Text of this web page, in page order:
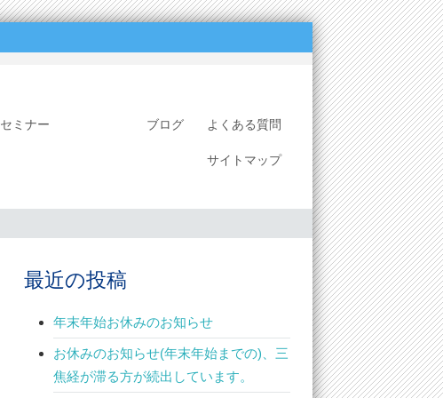
セミナー ブログ よくある質問
サイトマップ
最近の投稿
年末年始お休みのお知らせ
お休みのお知らせ(年末年始までの)、三
焦経が滞る方が続出しています。